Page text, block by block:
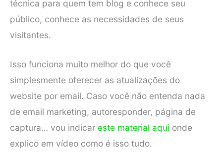
técnica para quem tem blog e conhece seu
público, conhece as necessidades de seus
visitantes.
Isso funciona muito melhor do que você
simplesmente oferecer as atualizações do
website por email. Caso você não entenda nada
de email marketing, autoresponder, página de
captura… vou indicar este material aqui onde
explico em vídeo como é isso tudo.